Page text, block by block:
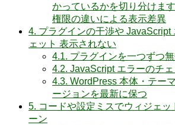
かっているかを切り分けま
権限の違いによる表示差異
4. プラグインの干渉や JavaScript
ェット 表示されない
4.1. プラグインを一つずつ
4.2. JavaScript エラーのチェ
4.3. WordPress 本体・テー
ージョンを最新に保つ
5. コードや設定ミスでウィジェッ
ーン